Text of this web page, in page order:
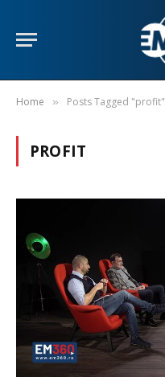
Home » Posts Tagged "profit"
PROFIT